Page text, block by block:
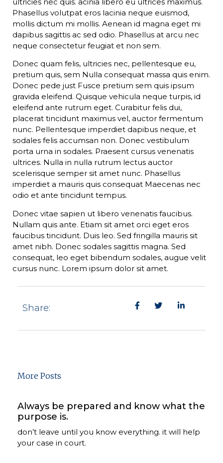
Phasellus volutpat eros lacinia neque euismod,
mollis dictum mi mollis. Aenean id magna eget mi
dapibus sagittis ac sed odio. Phasellus at arcu nec
neque consectetur feugiat et non sem.
Donec quam felis, ultricies nec, pellentesque eu,
pretium quis, sem Nulla consequat massa quis enim.
Donec pede just Fusce pretium sem quis ipsum
gravida eleifend. Quisque vehicula neque turpis, id
eleifend ante rutrum eget. Curabitur felis dui,
placerat tincidunt maximus vel, auctor fermentum
nunc. Pellentesque imperdiet dapibus neque, et
sodales felis accumsan non. Donec vestibulum
porta urna in sodales. Praesent cursus venenatis
ultrices. Nulla in nulla rutrum lectus auctor
scelerisque semper sit amet nunc. Phasellus
imperdiet a mauris quis consequat Maecenas nec
odio et ante tincidunt tempus.
Donec vitae sapien ut libero venenatis faucibus.
Nullam quis ante. Etiam sit amet orci eget eros
faucibus tincidunt. Duis leo. Sed fringilla mauris sit
amet nibh. Donec sodales sagittis magna. Sed
consequat, leo eget bibendum sodales, augue velit
cursus nunc. Lorem ipsum dolor sit amet.
Share:
More Posts
Always be prepared and know what the
purpose is.
don’t leave until you know everything. it will help
your case in court.